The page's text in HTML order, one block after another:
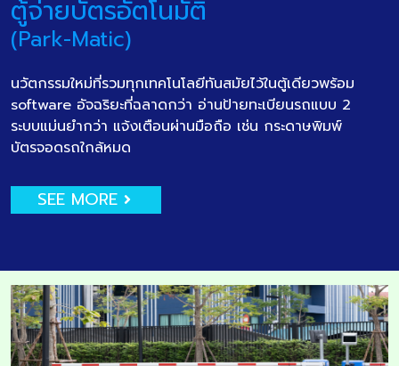
ตู้จ่ายบัตรอัตโนมัติ
(Park-Matic)
นวัตกรรมใหม่ที่รวมทุกเทคโนโลยีทันสมัยไว้ในตู้เดียวพร้อม
software อัจฉริยะที่ฉลาดกว่า อ่านป้ายทะเบียนรถแบบ 2
ระบบแม่นยำกว่า แจ้งเตือนผ่านมือถือ เช่น กระดาษพิมพ์
บัตรจอดรถใกล้หมด
SEE MORE